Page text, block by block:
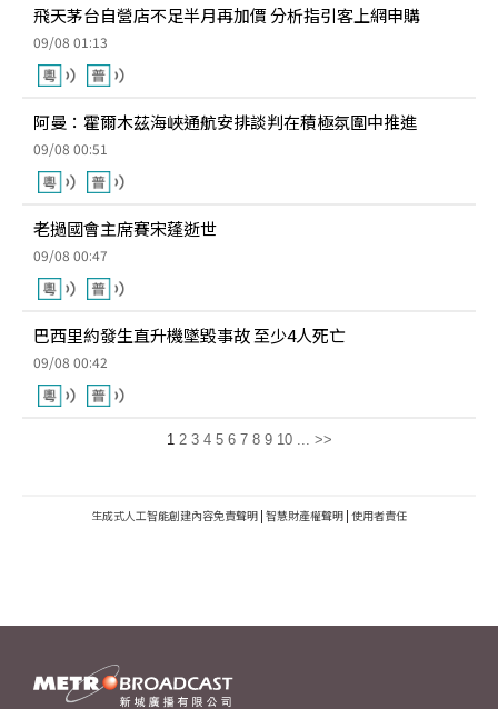
飛天茅台自營店不足半月再加價 分析指引客上網申購
09/08 01:13
阿曼：霍爾木茲海峽通航安排談判在積極氛圍中推進
09/08 00:51
老撾國會主席賽宋蓬逝世
09/08 00:47
巴西里約發生直升機墜毀事故 至少4人死亡
09/08 00:42
1 2 3 4 5 6 7 8 9 10 ... >>
生成式人工智能創建內容免責聲明 | 智慧財產權聲明 | 使用者責任